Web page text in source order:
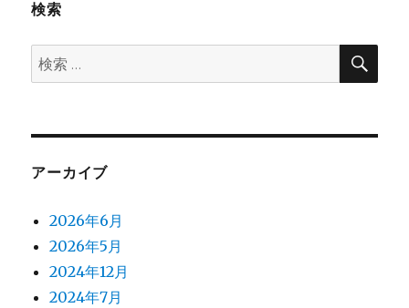
山
立
向
検索
検
索:
検
アーカイブ
2026年6月
2026年5月
2024年12月
2024年7月